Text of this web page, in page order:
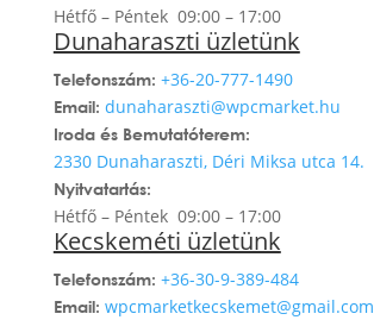
Hétfő – Péntek 09:00 – 17:00
Dunaharaszti üzletünk
Telefonszám: +36-20-777-1490
Email: dunaharaszti@wpcmarket.hu
Iroda és Bemutatóterem:
2330 Dunaharaszti, Déri Miksa utca 14.
Nyitvatartás:
Hétfő – Péntek 09:00 – 17:00
Kecskeméti üzletünk
Telefonszám: +36-30-9-389-484
Email: wpcmarketkecskemet@gmail.com